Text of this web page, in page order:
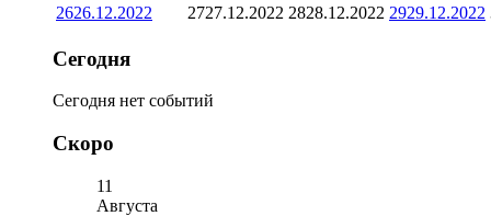
2626.12.2022 2727.12.2022 2828.12.2022 2929.12.2022
Сегодня
Сегодня нет событий
Скоро
11
Августа